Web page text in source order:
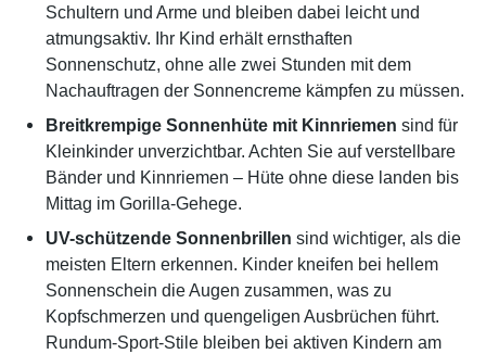
Schultern und Arme und bleiben dabei leicht und
atmungsaktiv. Ihr Kind erhält ernsthaften
Sonnenschutz, ohne alle zwei Stunden mit dem
Nachauftragen der Sonnencreme kämpfen zu müssen.
Breitkrempige Sonnenhüte mit Kinnriemen sind für
Kleinkinder unverzichtbar. Achten Sie auf verstellbare
Bänder und Kinnriemen – Hüte ohne diese landen bis
Mittag im Gorilla-Gehege.
UV-schützende Sonnenbrillen sind wichtiger, als die
meisten Eltern erkennen. Kinder kneifen bei hellem
Sonnenschein die Augen zusammen, was zu
Kopfschmerzen und quengeligen Ausbrüchen führt.
Rundum-Sport-Stile bleiben bei aktiven Kindern am